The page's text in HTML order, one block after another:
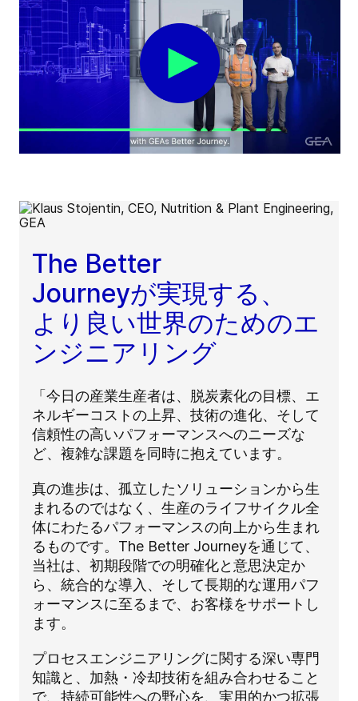
The Better
Journeyが実現する、
より良い世界のためのエ
ンジニアリング
「今日の産業生産者は、脱炭素化の目標、エ
ネルギーコストの上昇、技術の進化、そして
信頼性の高いパフォーマンスへのニーズな
ど、複雑な課題を同時に抱えています。
真の進歩は、孤立したソリューションから生
まれるのではなく、生産のライフサイクル全
体にわたるパフォーマンスの向上から生まれ
るものです。The Better Journeyを通じて、
当社は、初期段階での明確化と意思決定か
ら、統合的な導入、そして長期的な運用パフ
ォーマンスに至るまで、お客様をサポートし
ます。
プロセスエンジニアリングに関する深い専門
知識と、加熱・冷却技術を組み合わせること
で、持続可能性への野心を、実用的かつ拡張